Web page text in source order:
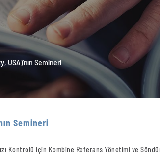
USA)'nın Semineri
Semineri
Kontrolü için Kombine Referans Yönetimi ve